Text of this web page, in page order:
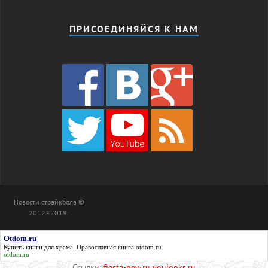
ПРИСОЕДИНЯЙСЯ К НАМ
Новости страйкбола ©
2012 - 2019.
Otdom.ru
Купить книги для храма. Православная книга otdom.ru
otdom.ru